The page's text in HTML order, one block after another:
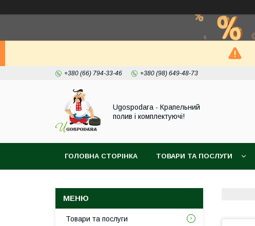
+380 (66) 794-33-46 +380 (98) 649-48-73
Ugospodara - Крапельний
полив і комплектуючі!
ГОЛОВНА СТОРІНКА ТОВАРИ ТА ПОСЛУГИ
Товари та послуги